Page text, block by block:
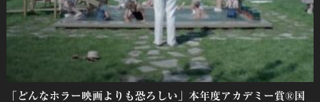
「どんなホラー映画よりも恐ろしい」本年度アカデミー賞®国